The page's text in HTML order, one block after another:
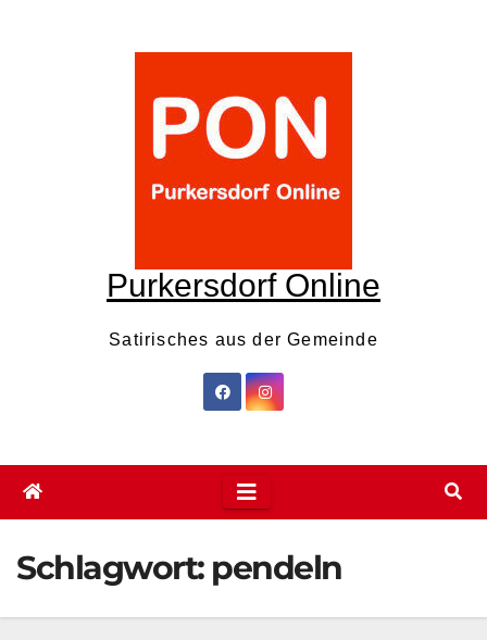
Purkersdorf Online
Satirisches aus der Gemeinde
Schlagwort: pendeln